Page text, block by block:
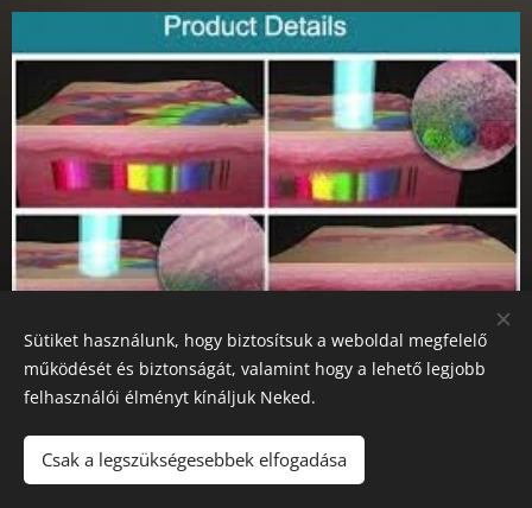
Tetoválás és pigment-folt eltávolítás
Bejelentkezés: 0630/993-9233 Cím: 1115. Bp. Bartók Béla út
Sütiket használunk, hogy biztosítsuk a weboldal megfelelő
működését és biztonságát, valamint hogy a lehető legjobb
felhasználói élményt kínáljuk Neked.
Csak a legszükségesebbek elfogadása